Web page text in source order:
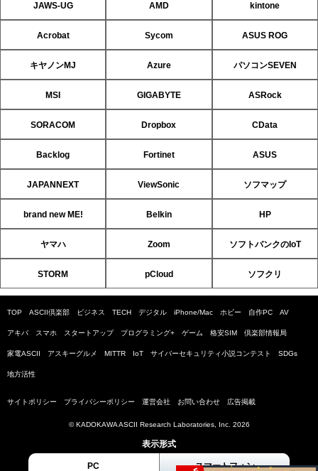
JAWS-UG AMD kintone
Acrobat Sycom ASUS ROG
キヤノンMJ Azure パソコンSEVEN
MSI GIGABYTE ASRock
SORACOM Dropbox CData
Backlog Fortinet ASUS
JAPANNEXT ViewSonic ソフマップ
brand new ME! Belkin HP
ヤマハ Zoom ソフトバンクのIoT
STORM pCloud ソフクリ
TOP ASCII倶楽部 ビジネス TECH デジタル iPhone/Mac ホビー 自作PC AV
アキバ スマホ スタートアップ プログラミング+ ゲーム 格安SIM 倶楽部情報局
家電ASCII アスキーグルメ MITTR IoT サイバーセキュリティ小説コンテスト SDGs
地方活性
サイトポリシー プライバシーポリシー 運営会社 お問い合わせ 広告掲載
© KADOKAWA ASCII Research Laboratories, Inc. 2026
表示形式
PC スマートフォン